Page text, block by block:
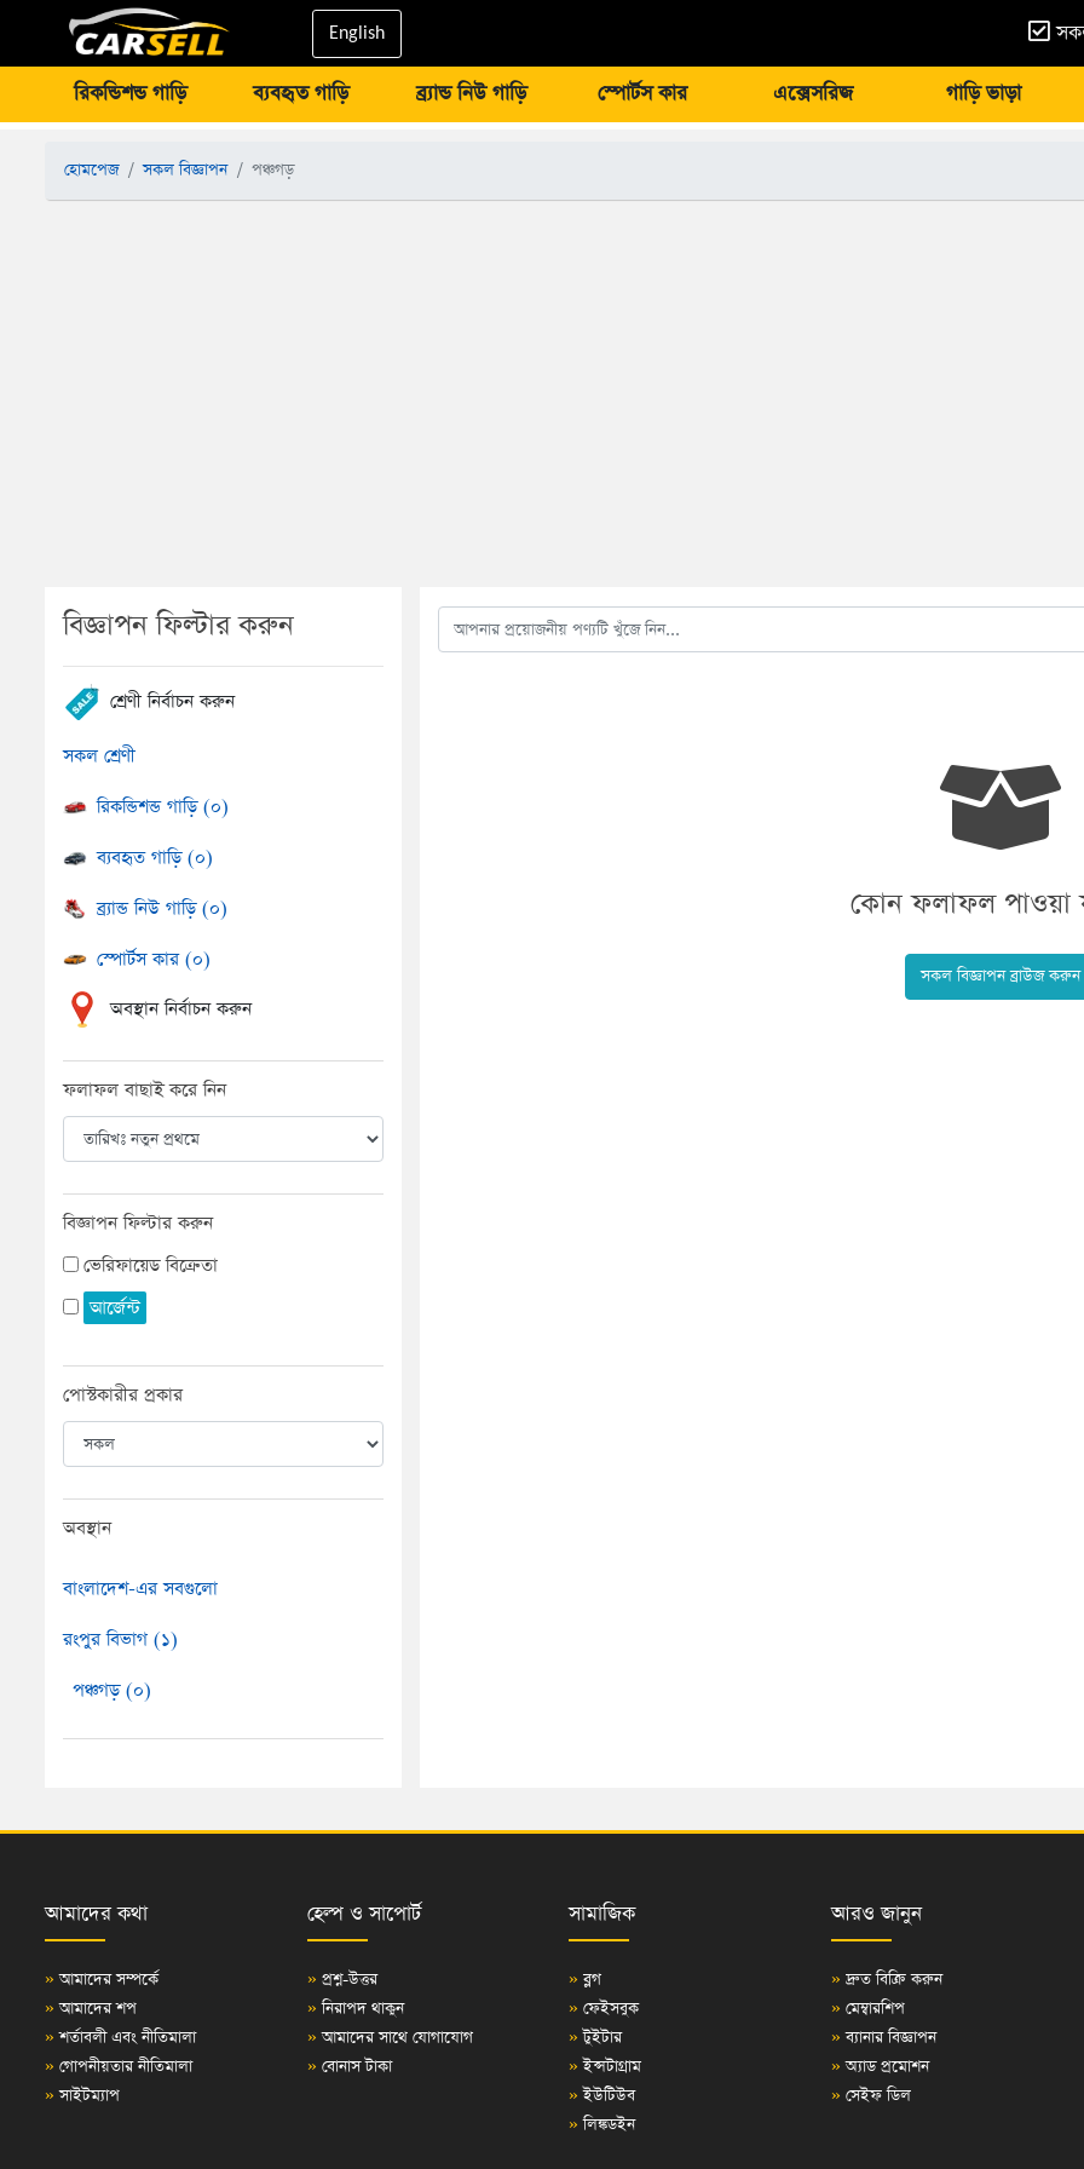
English
রিকন্ডিশন্ড গাড়ি ব্যবহৃত গাড়ি ব্র্যান্ড নিউ গাড়ি স্পোর্টস কার এক্সেসরিজ গাড়ি ভাড়া
হোমপেজ সকল বিজ্ঞাপন পঞ্চগড়
বিজ্ঞাপন ফিল্টার করুন
শ্রেণী নির্বাচন করুন
সকল শ্রেণী
রিকন্ডিশন্ড গাড়ি (০)
ব্যবহৃত গাড়ি (০)
ব্র্যান্ড নিউ গাড়ি (০)
স্পোর্টস কার (০)
অবস্থান নির্বাচন করুন
ফলাফল বাছাই করে নিন
বিজ্ঞাপন ফিল্টার করুন
ভেরিফায়েড বিক্রেতা
আর্জেন্ট
পোস্টকারীর প্রকার
অবস্থান
বাংলাদেশ-এর সবগুলো
রংপুর বিভাগ (১)
পঞ্চগড় (০)
কোন ফলাফল পাওয়া
সকল বিজ্ঞাপন ব্রাউজ করুন
আমাদের কথা
» আমাদের সম্পর্কে
» আমাদের শপ
» শর্তাবলী এবং নীতিমালা
» গোপনীয়তার নীতিমালা
» সাইটম্যাপ
হেল্প ও সাপোর্ট
» প্রশ্ন-উত্তর
» নিরাপদ থাকুন
» আমাদের সাথে যোগাযোগ
» বোনাস টাকা
সামাজিক
» ব্লগ
» ফেইসবুক
» টুইটার
» ইন্সটাগ্রাম
» ইউটিউব
» লিঙ্কডইন
আরও জানুন
» দ্রুত বিক্রি করুন
» মেম্বারশিপ
» ব্যানার বিজ্ঞাপন
» অ্যাড প্রমোশন
» সেইফ ডিল